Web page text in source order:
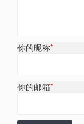
你的昵称*
你的邮箱*